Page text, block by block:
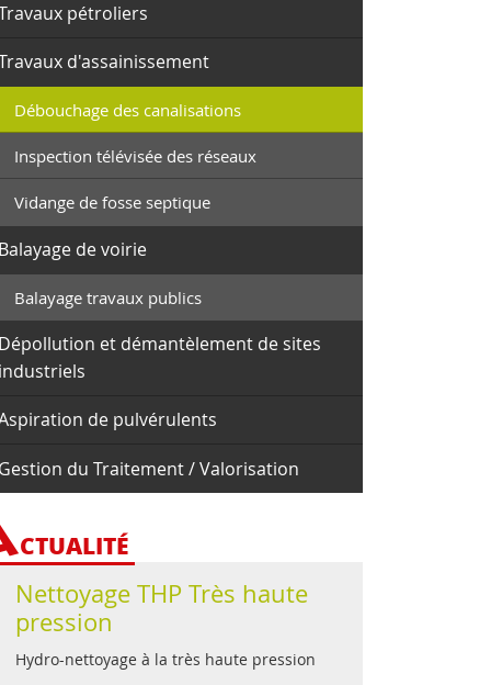
pétroliers
d'assainissement
Débouchage des canalisations
Inspection télévisée des réseaux
Vidange de fosse septique
Balayage de voirie
Balayage travaux publics
Dépollution et démantèlement de sites
industriels
de pulvérulents
Gestion du Traitement / Valorisation
CTUALITÉ
Nettoyage THP Très haute
pression
Hydro-nettoyage à la très haute pression